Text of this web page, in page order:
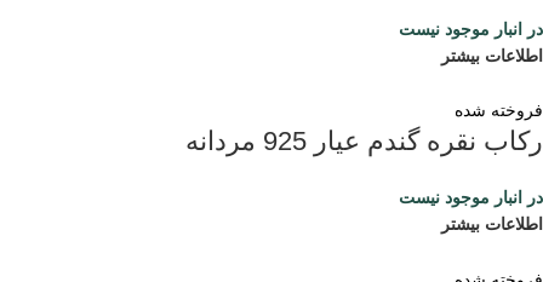
در انبار موجود نیست
اطلاعات بیشتر
فروخته شده
رکاب نقره گندم عیار 925 مردانه
در انبار موجود نیست
اطلاعات بیشتر